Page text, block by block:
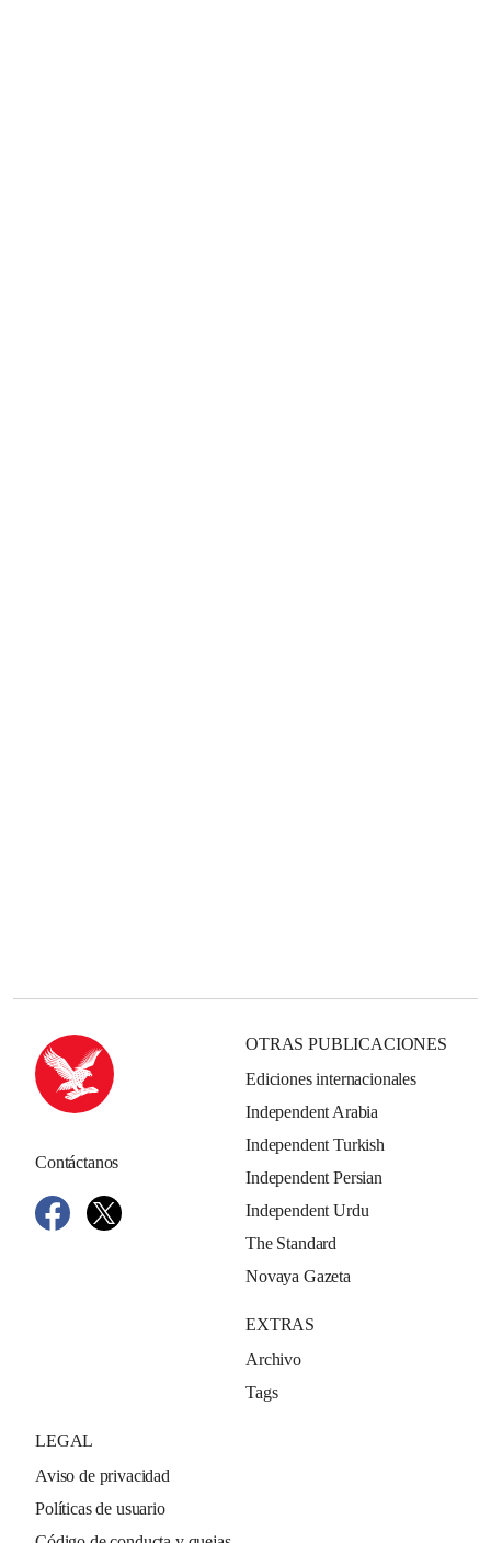
Contáctanos
OTRAS PUBLICACIONES
Ediciones internacionales
Independent Arabia
Independent Turkish
Independent Persian
Independent Urdu
The Standard
Novaya Gazeta
EXTRAS
Archivo
Tags
LEGAL
Aviso de privacidad
Políticas de usuario